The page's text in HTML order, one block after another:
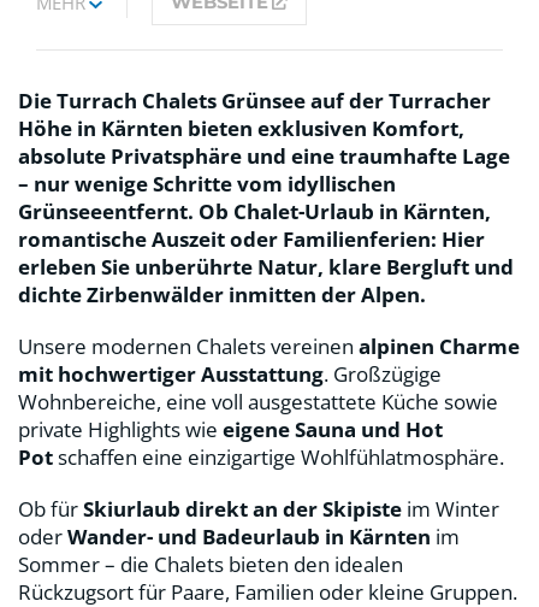
Die Turrach Chalets Grünsee auf der Turracher
Höhe in Kärnten bieten exklusiven Komfort,
absolute Privatsphäre und eine traumhafte Lage
– nur wenige Schritte vom idyllischen
Grünseeentfernt. Ob Chalet-Urlaub in Kärnten,
romantische Auszeit oder Familienferien: Hier
erleben Sie unberührte Natur, klare Bergluft und
dichte Zirbenwälder inmitten der Alpen.
Unsere modernen Chalets vereinen alpinen Charme
mit hochwertiger Ausstattung. Großzügige
Wohnbereiche, eine voll ausgestattete Küche sowie
private Highlights wie eigene Sauna und Hot
Potschaffen eine einzigartige Wohlfühlatmosphäre.
Ob fürSkiurlaub direkt an der Skipiste im Winter
oderWander- und Badeurlaub in Kärnten im
Sommer – die Chalets bieten den idealen
Rückzugsort für Paare, Familien oder kleine Gruppen.